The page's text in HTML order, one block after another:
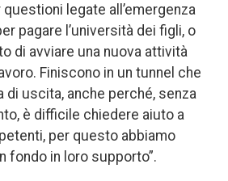
legate all’emergenza
pagare l’università dei figli, o
di avviare una nuova attività
Finiscono in un tunnel che
di uscita, anche perché, senza
è difficile chiedere aiuto a
per questo abbiamo
fondo in loro supporto”.